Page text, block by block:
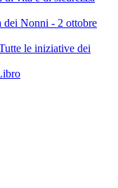
dei Nonni - 2 ottobre
le iniziative dei